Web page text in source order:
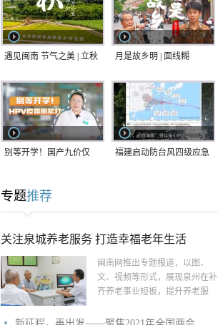
遇见闽南 节气之美 | 立秋 月是故乡明 | 面线糊
别等开学！国产九价仅
紧打
福建启动防台风四级应急
专题推荐
关注泉城养老服务 打造幸福老年生活
闽南网推出专题报道，以图、
文、视频等形式，展现泉州在补
齐养老事业短板，提升养老服